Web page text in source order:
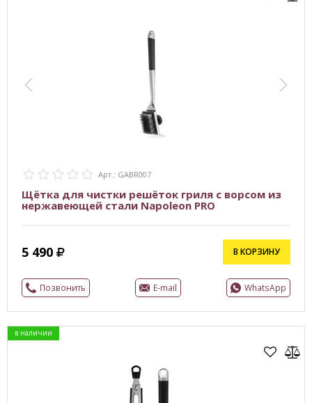
Арт.: GABR007
Щётка для чистки решёток гриля с ворсом из
нержавеющей стали Napoleon PRO
5 490 В КОРЗИНУ
Позвонить E-mail WhatsApp
в наличии